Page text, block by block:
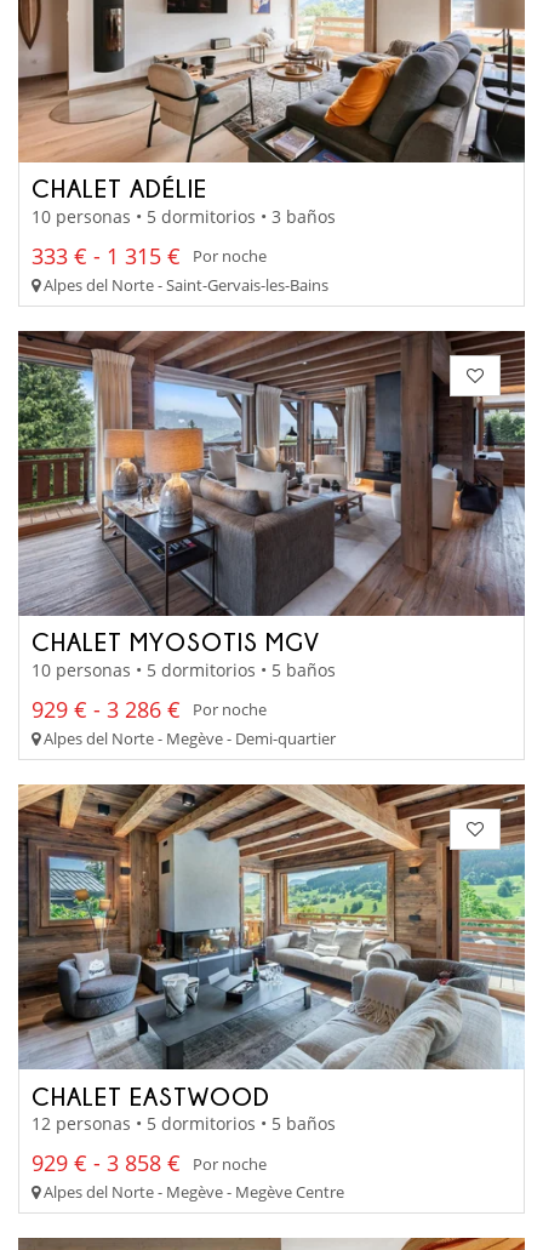
CHALET ADÉLIE
10 personas • 5 dormitorios • 3 baños
333 € - 1 315 €
Por noche
Alpes del Norte - Saint-Gervais-les-Bains
CHALET MYOSOTIS MGV
10 personas • 5 dormitorios • 5 baños
929 € - 3 286 €
Por noche
Alpes del Norte - Megève - Demi-quartier
CHALET EASTWOOD
12 personas • 5 dormitorios • 5 baños
929 € - 3 858 €
Por noche
Alpes del Norte - Megève - Megève Centre